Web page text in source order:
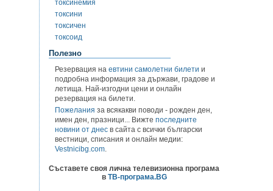
токсинемия
токсини
токсичен
токсоид
Полезно
Резервация на евтини самолетни билети и
подробна информация за държави, градове и
летища. Най-изгодни цени и онлайн
резервация на билети.
Пожелания за всякакви поводи - рожден ден,
имен ден, празници... Вижте последните
новини от днес в сайта с всички български
вестници, списания и онлайн медии:
Vestnicibg.com.
Съставете своя лична телевизионна програма
в ТВ-програма.BG